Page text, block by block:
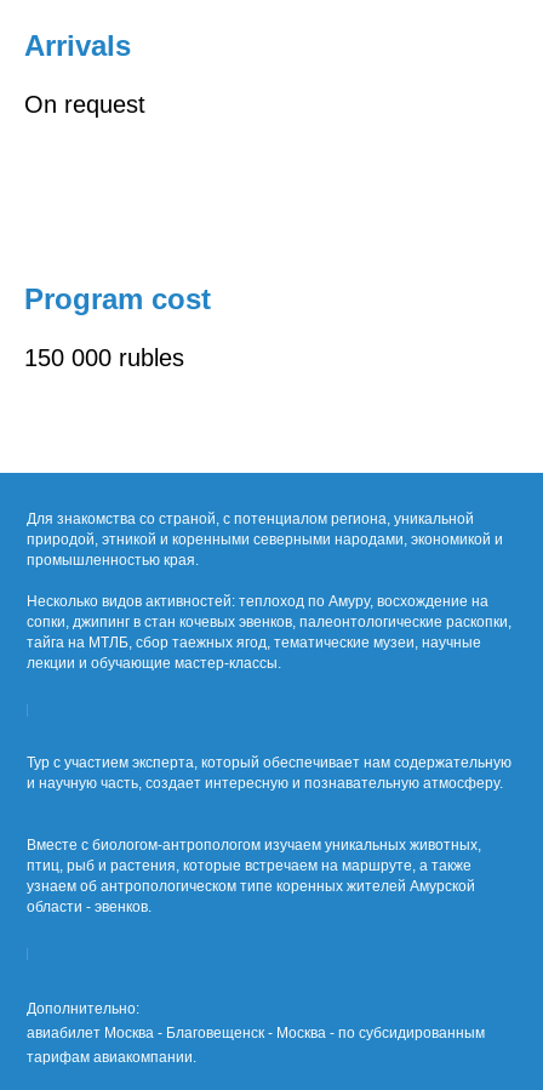
Arrivals
On request
Program cost
150 000 rubles
Для знакомства со страной, с потенциалом региона, уникальной
природой, этникой и коренными северными народами, экономикой и
промышленностью края.
Несколько видов активностей: теплоход по Амуру, восхождение на
сопки, джипинг в стан кочевых эвенков, палеонтологические раскопки,
тайга на МТЛБ, сбор таежных ягод, тематические музеи, научные
лекции и обучающие мастер-классы.
Тур с участием эксперта, который обеспечивает нам содержательную
и научную часть, создает интересную и познавательную атмосферу.
Вместе с биологом-антропологом изучаем уникальных животных,
птиц, рыб и растения, которые встречаем на маршруте, а также
узнаем об антропологическом типе коренных жителей Амурской
области - эвенков.
Дополнительно:
авиабилет Москва - Благовещенск - Москва - по субсидированным
тарифам авиакомпании.